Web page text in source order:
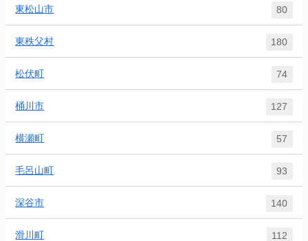
東松山市 80
東秩父村 180
松伏町 74
桶川市 127
横瀬町 57
毛呂山町 93
深谷市 140
滑川町 112